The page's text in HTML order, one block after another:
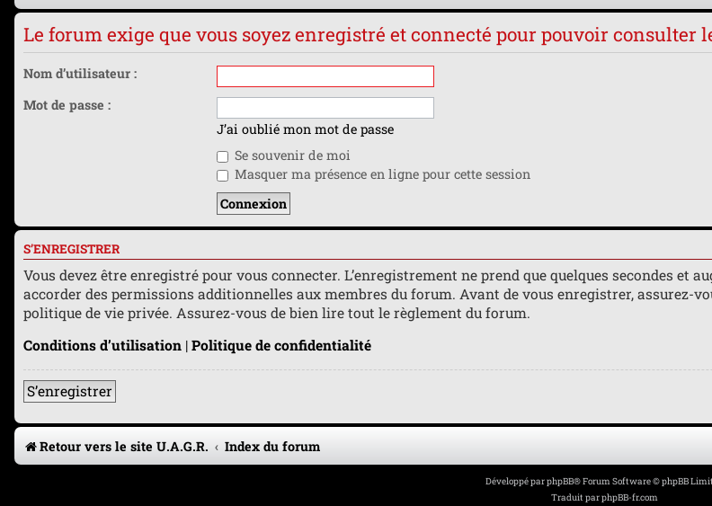
Le forum exige que vous soyez enregistré et connecté pour pouvoir consulter
Nom d’utilisateur :
Mot de passe :
J’ai oublié mon mot de passe
Se souvenir de moi
Masquer ma présence en ligne pour cette session
S’ENREGISTRER
Vous devez être enregistré pour vous connecter. L’enregistrement ne prend que quelques secondes et
accorder des permissions additionnelles aux membres du forum. Avant de vous enregistrer, assurez-
politique de vie privée. Assurez-vous de bien lire tout le règlement du forum.
Conditions d’utilisation | Politique de confidentialité
S’enregistrer
Retour vers le site U.A.G.R. Index du forum
Développé parphpBB® Forum Software © phpBB
Traduit parphpBB-fr.com